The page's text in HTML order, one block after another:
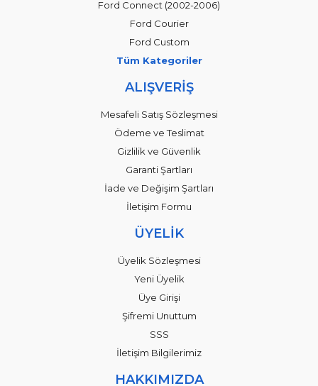
Ford Connect (2002-2006)
Ford Courier
Ford Custom
Tüm Kategoriler
ALIŞVERİŞ
Mesafeli Satış Sözleşmesi
Ödeme ve Teslimat
Gizlilik ve Güvenlik
Garanti Şartları
İade ve Değişim Şartları
İletişim Formu
ÜYELİK
Üyelik Sözleşmesi
Yeni Üyelik
Üye Girişi
Şifremi Unuttum
SSS
İletişim Bilgilerimiz
HAKKIMIZDA